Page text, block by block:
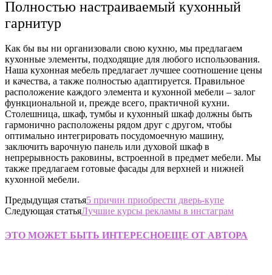
Полностью настраиваемый кухонный
гарнитур
Как бы вы ни организовали свою кухню, мы предлагаем
кухонные элементы, подходящие для любого использования.
Наша кухонная мебель предлагает лучшее соотношение цены
и качества, а также полностью адаптируется. Правильное
расположение каждого элемента и кухонной мебели – залог
функциональной и, прежде всего, практичной кухни.
Столешница, шкаф, тумбы и кухонный шкаф должны быть
гармонично расположены рядом друг с другом, чтобы
оптимально интегрировать посудомоечную машину,
заключить варочную панель или духовой шкаф в
непрерывность раковины, встроенной в предмет мебели. Мы
также предлагаем готовые фасады для верхней и нижней
кухонной мебели.
Предыдущая статья5 причин приобрести дверь-купе
Следующая статьяЛучшие курсы рекламы в инстаграм
ЭТО МОЖЕТ БЫТЬ ИНТЕРЕСНОЕЩЕ ОТ АВТОРА